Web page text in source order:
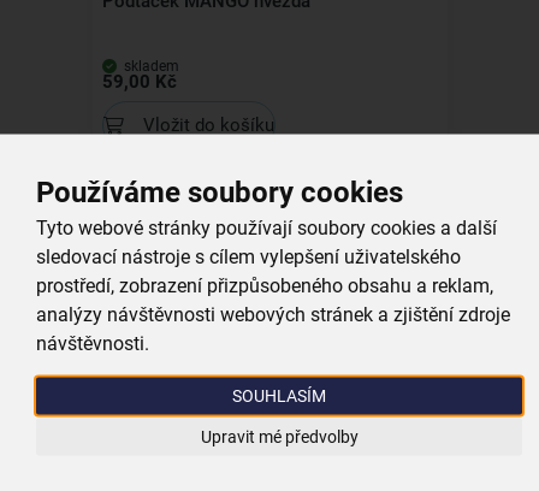
Používáme soubory cookies
Tyto webové stránky používají soubory cookies a další
sledovací nástroje s cílem vylepšení uživatelského
prostředí, zobrazení přizpůsobeného obsahu a reklam,
analýzy návštěvnosti webových stránek a zjištění zdroje
návštěvnosti.
SOUHLASÍM
Upravit mé předvolby
skladem
59,00 Kč
Vložit do košíku
Anděl MANGO
399,00 Kč